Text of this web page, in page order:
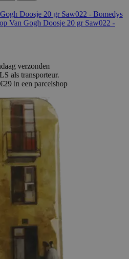
Van Gogh Doosje 20 gr Saw022 -
verzonden
als transporteur.
in een parcelshop